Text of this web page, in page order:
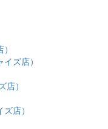
ズ店）
）
店）